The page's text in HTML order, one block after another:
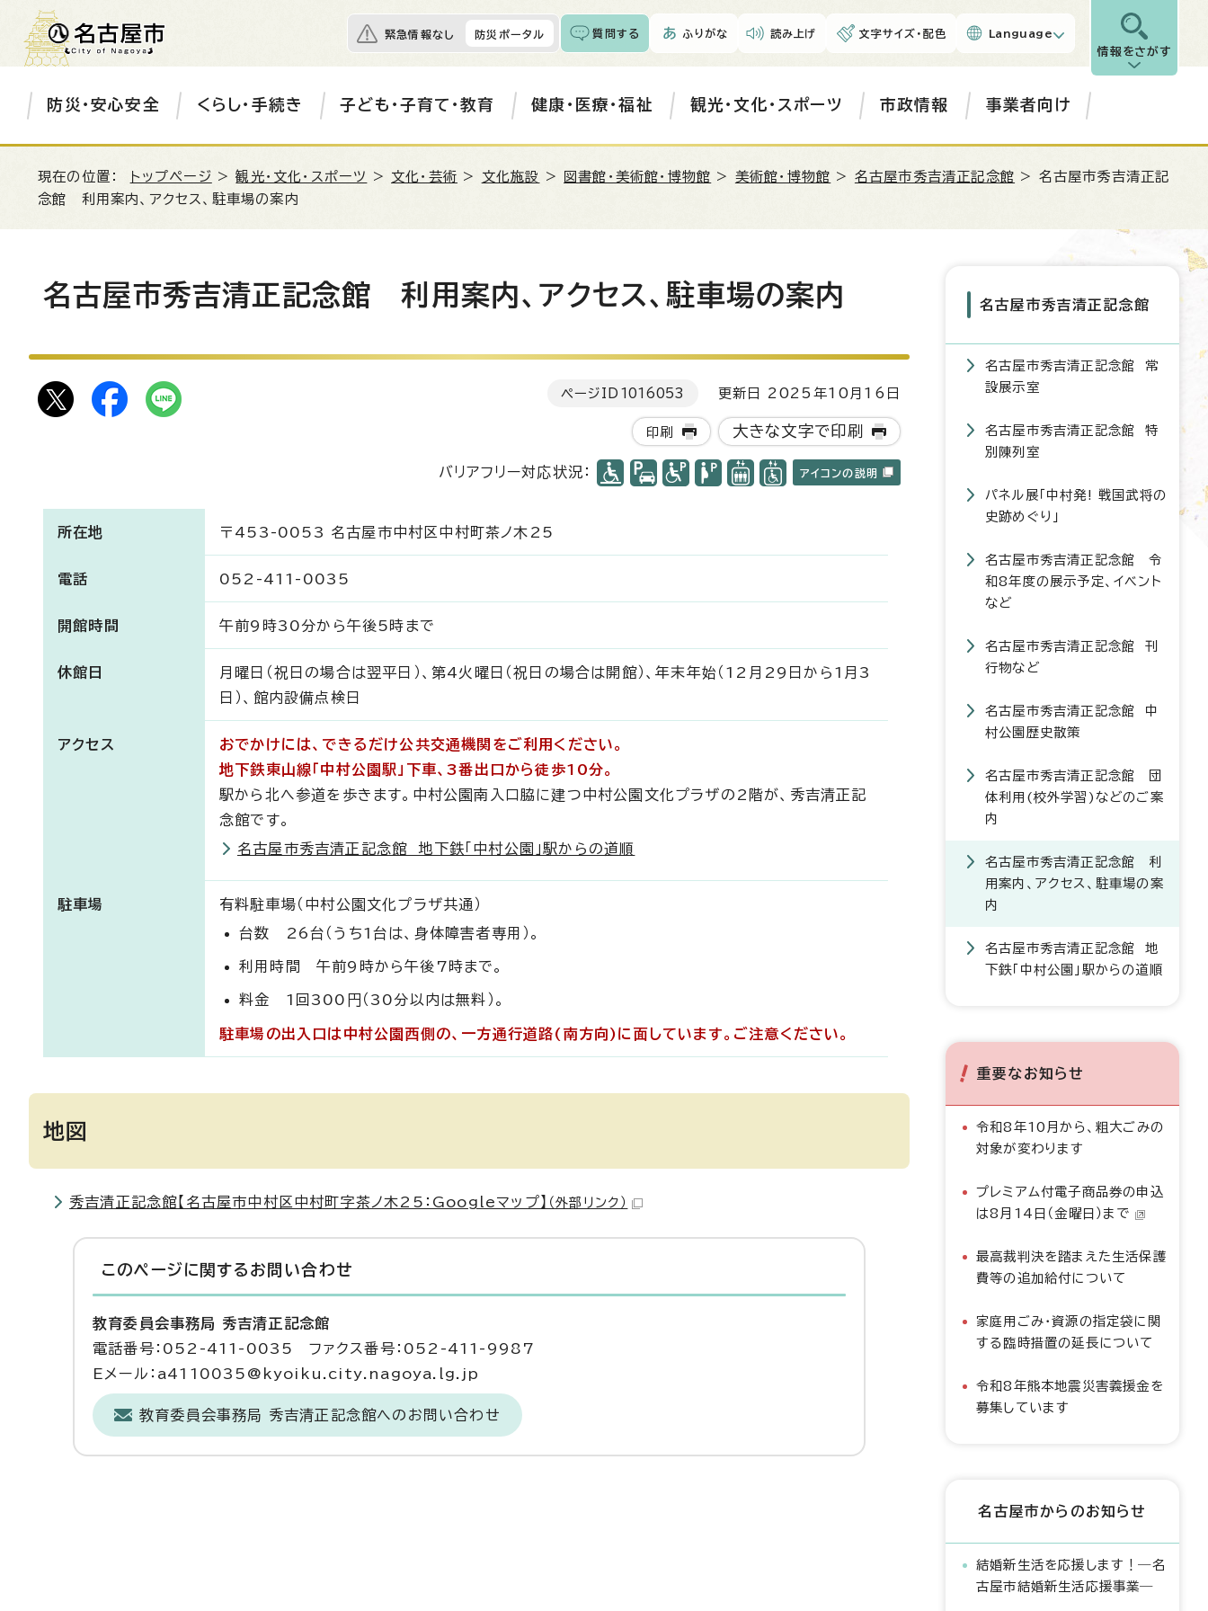
緊急情報なし 防災ポータル 質問する ふりがな 読み上げ 文字サイズ・配色 Language
情報をさがす
防災・安心安全 くらし・手続き 子ども・子育て・教育 健康・医療・福祉 観光・文化・スポーツ 市政情報 事業者向け
現在の位置： トップページ >観光・文化・スポーツ > 文化・芸術 > 文化施設 > 図書館・美術館・博物館 > 美術館・博物館 > 名古屋市秀吉清正記念館 > 名古屋市秀吉清正記
念館 利用案内、アクセス、駐車場の案内
名古屋市秀吉清正記念館 利用案内、アクセス、駐車場の案内
ページID 1016053 更新日 2025年10月16日
印刷 大きな文字で印刷
バリアフリー対応状況： アイコンの説明
所在地 〒453-0053 名古屋市中村区中村町茶ノ木25
電話 052-411-0035
開館時間 午前9時30分から午後5時まで
休館日
月曜日（祝日の場合は翌平日）、第4火曜日（祝日の場合は開館）、年末年始（12月29日から1月3
日）、館内設備点検日
アクセス
おでかけには、できるだけ公共交通機関をご利用ください。
地下鉄東山線「中村公園駅」下車、3番出口から徒歩10分。
駅から北へ参道を歩きます。中村公園南入口脇に建つ中村公園文化プラザの2階が、秀吉清正記
念館です。
名古屋市秀吉清正記念館 地下鉄「中村公園」駅からの道順
駐車場
有料駐車場（中村公園文化プラザ共通）
台数 26台（うち1台は、身体障害者専用）。
利用時間 午前9時から午後7時まで。
料金 1回300円（30分以内は無料）。
駐車場の出入口は中村公園西側の、一方通行道路(南方向)に面しています。ご注意ください。
地図
秀吉清正記念館【名古屋市中村区中村町字茶ノ木25：Googleマップ】 （外部リンク）
このページに関する お問い合わせ
教育委員会事務局 秀吉清正記念館
電話番号：052-411-0035 ファクス番号：052-411-9987
Eメール：a4110035@kyoiku.city.nagoya.lg.jp
教育委員会事務局 秀吉清正記念館へのお問い合わせ
名古屋市秀吉清正記念館
名古屋市秀吉清正記念館 常
設展示室
名古屋市秀吉清正記念館 特
別陳列室
パネル展「中村発! 戦国武将の
史跡めぐり」
名古屋市秀吉清正記念館 令
和8年度の展示予定、イベント
など
名古屋市秀吉清正記念館 刊
行物など
名古屋市秀吉清正記念館 中
村公園歴史散策
名古屋市秀吉清正記念館 団
体利用(校外学習)などのご案
内
名古屋市秀吉清正記念館 利
用案内、アクセス、駐車場の案
内
名古屋市秀吉清正記念館 地
下鉄「中村公園」駅からの道順
重要なお知らせ
令和8年10月から、粗大ごみの
対象が変わります
プレミアム付電子商品券の申込
は8月14日（金曜日）まで
最高裁判決を踏まえた生活保護
費等の追加給付について
家庭用ごみ・資源の指定袋に関
する臨時措置の延長について
令和8年熊本地震災害義援金を
募集しています
名古屋市からのお知らせ
結婚新生活を応援します！―名
古屋市結婚新生活応援事業―